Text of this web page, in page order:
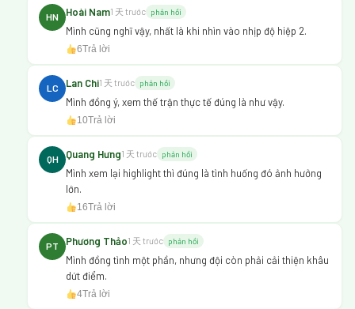
HN Hoài Nam1 天 trước phản hồi
Mình cũng nghĩ vậy, nhất là khi nhìn vào nhịp độ hiệp 2.
6Trả lời
LC Lan Chi1 天 trước phản hồi
Mình đồng ý, xem thế trận thực tế đúng là như vậy.
10Trả lời
QH Quang Hưng1 天 trước phản hồi
Mình xem lại highlight thì đúng là tình huống đó ảnh hưởng
lớn.
16Trả lời
PT Phương Thảo1 天 trước phản hồi
Mình đồng tình một phần, nhưng đội còn phải cải thiện khâu
dứt điểm.
4Trả lời